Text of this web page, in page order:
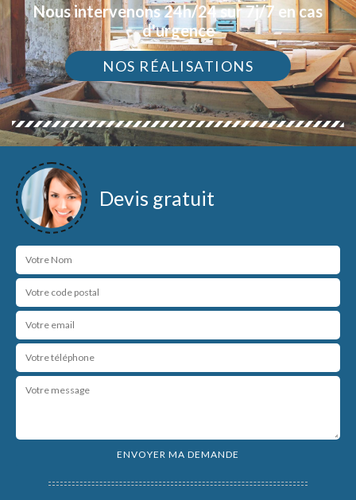
Nous intervenons 24h/24 sur 7j/7 en cas
d'urgence
NOS RÉALISATIONS
Devis gratuit